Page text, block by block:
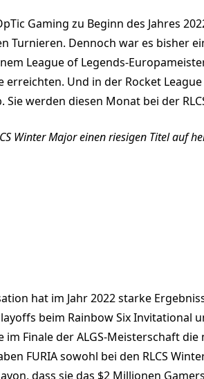
Gaming zu Beginn des Jahres
Turnieren. Dennoch war es bisher
League of Legends-
erreichten. Und in der Rocket
werden diesen Monat bei der
Winter Major einen riesigen Titel auf
hat im Jahr 2022 starke
beim Rainbow Six Invitational
im Finale der ALGS-Meisterschaft
FURIA sowohl bei den RLCS
dass sie das $2 Millionen